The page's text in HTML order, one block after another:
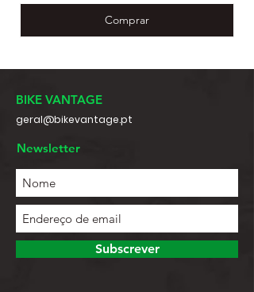
Comprar
BIKE VANTAGE
geral@bikevantage.pt
Newsletter
Subscrever